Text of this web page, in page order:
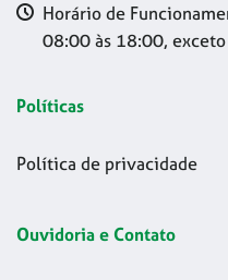
Horário de
08:00 às 18:00,
Políticas
Política de privacidade
Ouvidoria e Contato